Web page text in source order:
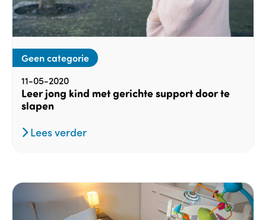
Geen categorie
11-05-2020
Leer jong kind met gerichte support door te
slapen
Lees verder